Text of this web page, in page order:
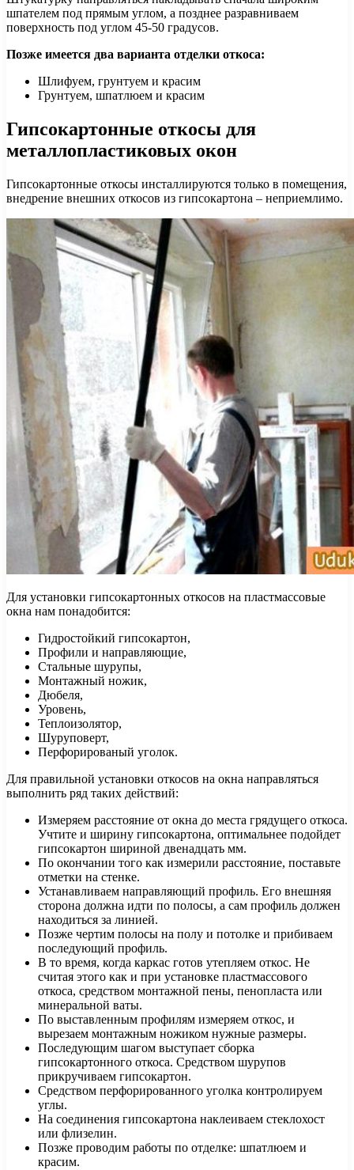
шпателем под прямым углом, а позднее разравниваем
поверхность под углом 45-50 градусов.
Позже имеется два варианта отделки откоса:
Шлифуем, грунтуем и красим
Грунтуем, шпатлюем и красим
Гипсокартонные откосы для
металлопластиковых окон
Гипсокартонные откосы инсталлируются только в помещения,
внедрение внешних откосов из гипсокартона – неприемлимо.
Для установки гипсокартонных откосов на пластмассовые
окна нам понадобится:
Гидростойкий гипсокартон,
Профили и направляющие,
Стальные шурупы,
Монтажный ножик,
Дюбеля,
Уровень,
Теплоизолятор,
Шуруповерт,
Перфорированый уголок.
Для правильной установки откосов на окна направляться
выполнить ряд таких действий:
Измеряем расстояние от окна до места грядущего откоса.
Учтите и ширину гипсокартона, оптимальнее подойдет
гипсокартон шириной двенадцать мм.
По окончании того как измерили расстояние, поставьте
отметки на стенке.
Устанавливаем направляющий профиль. Его внешняя
сторона должна идти по полосы, а сам профиль должен
находиться за линией.
Позже чертим полосы на полу и потолке и прибиваем
последующий профиль.
В то время, когда каркас готов утепляем откос. Не
считая этого как и при установке пластмассового
откоса, средством монтажной пены, пенопласта или
минеральной ваты.
По выставленным профилям измеряем откос, и
вырезаем монтажным ножиком нужные размеры.
Последующим шагом выступает сборка
гипсокартонного откоса. Средством шурупов
прикручиваем гипсокартон.
Средством перфорированного уголка контролируем
углы.
На соединения гипсокартона наклеиваем стеклохост
или флизелин.
Позже проводим работы по отделке: шпатлюем и
красим.